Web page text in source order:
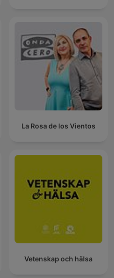
La Rosa de los Vientos
Vetenskap och hälsa